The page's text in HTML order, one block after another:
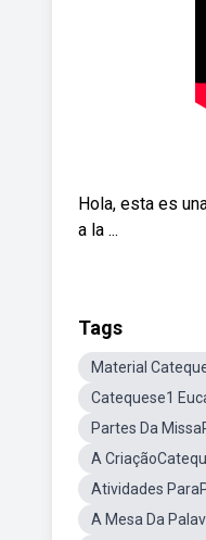
Hola, esta es
a la ...
Tags
Material
Catequese1
Partes Da
A
Atividades
A Mesa Da